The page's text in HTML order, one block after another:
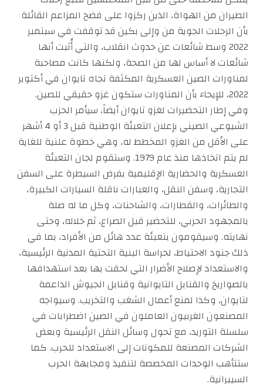
الطيران من الهواة، الذين ركزوا على فضح المزاعم القائلة
بأن الرحلات الجوية من وإلى بكين قد توقفت في سبتمبر
2022 وسط شائعات عن حدوث انقلاب، والتي أُثبت أنها
شائعات لا أساس لها من الصحة، ولكنها كانت مصاحبة
لمناورات الصين العسكرية المكثفة تجاه تايوان في أكتوبر
2022، للإيحاء بأن المناورات ستكون غزو حقيقي للصين.
وفي إطار التحضيرات لغزو تايوان أيضاً، سيأمر الحزب
الشيوعي الصيني بإعلان التعبئة الوطنية قبل 3 أو 4 أشهر
على الأقل من الغزو المخطط له، وهي خطوة علنية للغاية
لم يتم اتخاذها منذ عام 1979. وستقوم لجان التعبئة
العسكرية والحضارية الإقليمية بفرض السيطرة على السفن
التجارية، وسفن النقل، والعبارات ناقلة السيارات الكبيرة،
والطائرات، والقطارات، والشاحنات، وكل ما له صلة
بالمجهود الحربي، للتحضير قبل الصراع، ثم خلاله، وحتى
نهايته. وسيقومون بتعبئة عدد هائل من الأفراد، بما في
ذلك جنود الاحتياط، لحراسة البنية التحتية المدنية الرئيسية،
والاستعداد لإصلاح الأضرار التي لحقت بها بعد استهدافها
بالصواريخ والقنابل التايوانية وقنابل الجيوش الداعمة
لتايوان، وكذا لمنع أعمال الشغب والتخريب. وسيواجه
المصنعون الغربيون العاملون في الصين اضطرابات في
سلسلة التوريد، مع تحول وسائل النقل الرئيسية وبعض
الشركات المصنعة للمكونات إلى الاستعداد للحرب. كما
ستتأهب الوحدات المخصصة لتنفيذ ومجابهة الحرب
السيبرانية.